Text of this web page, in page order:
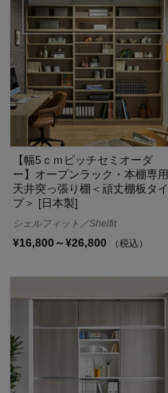
【幅5ｃｍピッチセミオーダ
ー】オープンラック・本棚専用
天井突っ張り棚＜頑丈棚板タイ
プ＞ [日本製]
シェルフィット／Shelfit
¥16,800～¥26,800 （税込）